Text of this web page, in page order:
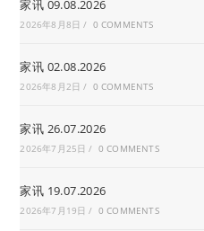
家讯 09.08.2026
2026年8月8日 / 0 COMMENTS
家讯 02.08.2026
2026年8月2日 / 0 COMMENTS
家讯 26.07.2026
2026年7月25日 / 0 COMMENTS
家讯 19.07.2026
2026年7月19日 / 0 COMMENTS